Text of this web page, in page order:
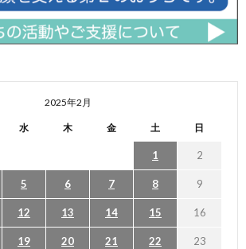
2025年2月
水 木 金 土 日
1 2
5 6 7 8 9
12 13 14 15 16
19 20 21 22 23